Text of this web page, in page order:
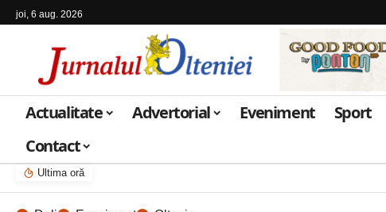
joi, 6 aug. 2026
Actualitate Advertorial Eveniment Sport
Contact
Ultima oră